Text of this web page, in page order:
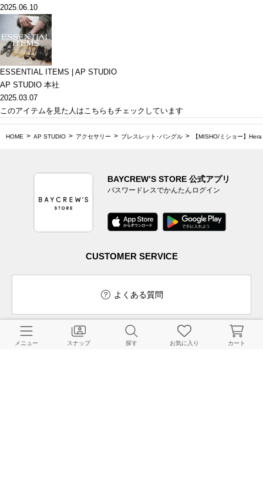
2025.06.10
ESSENTIAL ITEMS | AP STUDIO
AP STUDIO 本社
2025.03.07
このアイテムを見た人はこちらもチェックしています
HOME AP STUDIO アクセサリー ブレスレット･バングル 【MISHO/ミショー】
BAYCREW’S STORE 公式アプリ
パスワードレスでかんたんログイン
CUSTOMER SERVICE
よくある質問
メニュー スナップ 探す お気に入り カート